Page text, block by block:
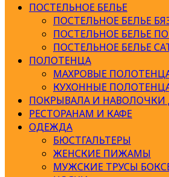
ПОСТЕЛЬНОЕ БЕЛЬЕ
ПОСТЕЛЬНОЕ БЕЛЬЕ
ПОСТЕЛЬНОЕ БЕЛЬЕ
ПОСТЕЛЬНОЕ БЕЛЬЕ
ПОЛОТЕНЦА
МАХРОВЫЕ
КУХОННЫЕ
ПОКРЫВАЛА И НАВОЛОЧКИ
РЕСТОРАНАМ И КАФЕ
ОДЕЖДА
БЮСТГАЛЬТЕРЫ
ЖЕНСКИЕ ПИЖАМЫ
МУЖСКИЕ ТРУСЫ